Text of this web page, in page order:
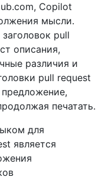
Copilot
мысли.
pull
описания,
различия и
pull request
печатать.
для
является